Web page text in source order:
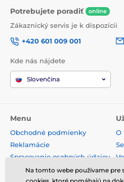
Potrebujete poradiť online
Zákaznický servis je k dispozícii
+420 601 009 001
Kde nás nájdete
Slovenčina
Menu
Obchodné podmienky
Reklamácie
Spracovanie osobných údajov
Doprava a platba
O
Na tomto webe používame pre